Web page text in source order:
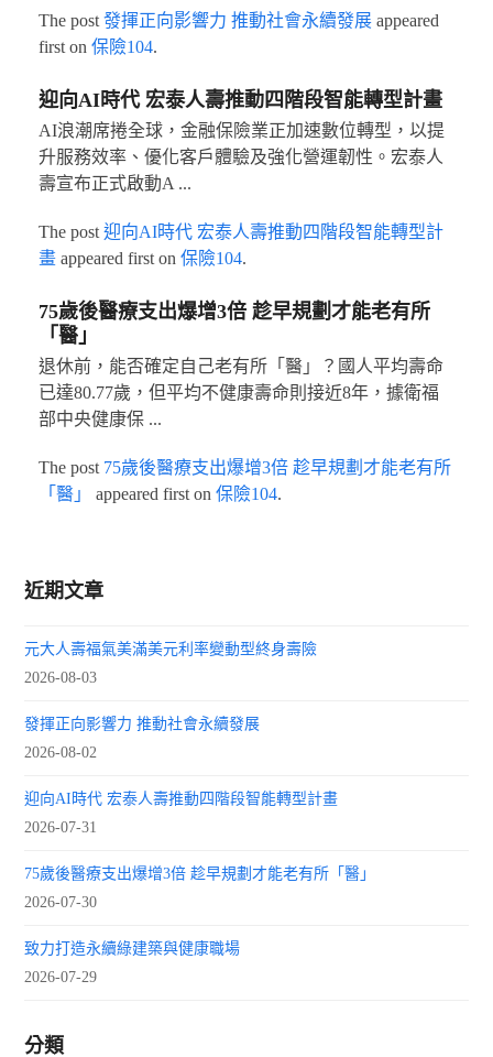
The post 發揮正向影響力 推動社會永續發展appeared
first on 保險104.
迎向AI時代 宏泰人壽推動四階段智能轉型計畫
AI浪潮席捲全球，金融保險業正加速數位轉型，以提
升服務效率、優化客戶體驗及強化營運韌性。宏泰人
壽宣布正式啟動A ...
The post 迎向AI時代 宏泰人壽推動四階段智能轉型計
畫appeared first on 保險104.
75歲後醫療支出爆增3倍 趁早規劃才能老有所
「醫」
退休前，能否確定自己老有所「醫」？國人平均壽命
已達80.77歲，但平均不健康壽命則接近8年，據衛福
部中央健康保 ...
The post 75歲後醫療支出爆增3倍 趁早規劃才能老有所
「醫」
appeared first on 保險104.
近期文章
元大人壽福氣美滿美元利率變動型終身壽險
2026-08-03
發揮正向影響力 推動社會永續發展
2026-08-02
迎向AI時代 宏泰人壽推動四階段智能轉型計畫
2026-07-31
75歲後醫療支出爆增3倍 趁早規劃才能老有所「醫」
2026-07-30
致力打造永續綠建築與健康職場
2026-07-29
分類